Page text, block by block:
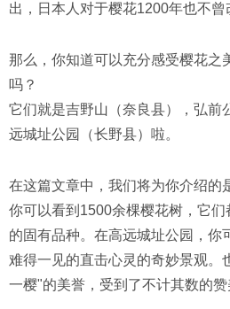
出，日本人对于樱花1200年也不曾
那么，你知道可以充分感受樱花之
吗？
它们就是吉野山（奈良县），弘前
远城址公园（长野县）啦。
在这篇文章中，我们将为你介绍的
你可以看到1500余棵樱花树，它
的固有品种。在高远城址公园，你
难得一见的直击心灵的奇妙景观。
一樱"的美誉，受到了不计其数的赞